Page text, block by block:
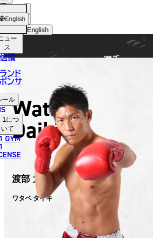
English
中文（简体）
中文（繁體）
ไทย
العربية
ョッ
プ
ュー
ス
情
ンド
ンサ
ール
1につ
いて
GYM
English
選手
Watabe
Daiki
渡部 太基
ワタベ ダイキ